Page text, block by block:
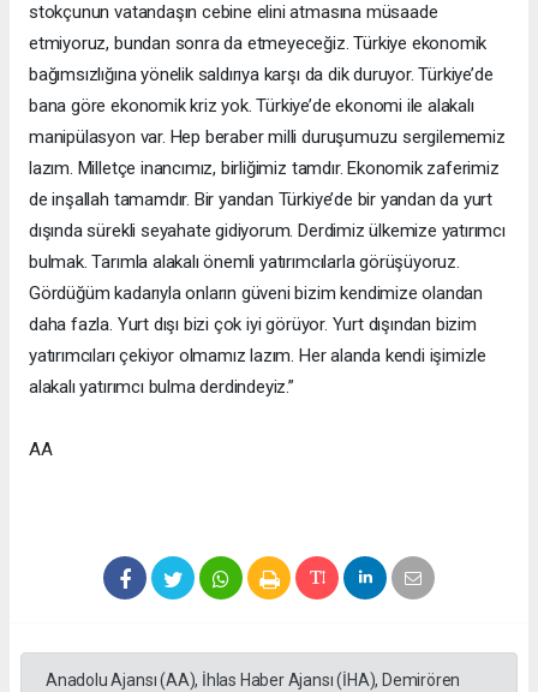
stokçunun vatandaşın cebine elini atmasına müsaade
etmiyoruz, bundan sonra da etmeyeceğiz. Türkiye ekonomik
bağımsızlığına yönelik saldırıya karşı da dik duruyor. Türkiye’de
bana göre ekonomik kriz yok. Türkiye’de ekonomi ile alakalı
manipülasyon var. Hep beraber milli duruşumuzu sergilememiz
lazım. Milletçe inancımız, birliğimiz tamdır. Ekonomik zaferimiz
de inşallah tamamdır. Bir yandan Türkiye’de bir yandan da yurt
dışında sürekli seyahate gidiyorum. Derdimiz ülkemize yatırımcı
bulmak. Tarımla alakalı önemli yatırımcılarla görüşüyoruz.
Gördüğüm kadarıyla onların güveni bizim kendimize olandan
daha fazla. Yurt dışı bizi çok iyi görüyor. Yurt dışından bizim
yatırımcıları çekiyor olmamız lazım. Her alanda kendi işimizle
alakalı yatırımcı bulma derdindeyiz.”
AA
Anadolu Ajansı (AA), İhlas Haber Ajansı (İHA), Demirören